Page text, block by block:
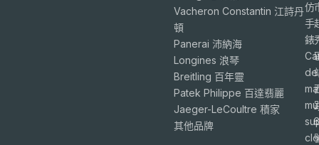
Vacheron Constantin 江詩丹
頓
Panerai 沛納海
Longines 浪琴
Breitling 百年靈
Patek Philippe 百達翡麗
Jaeger-LeCoultre 積家
其他品牌
仿
手
錶
de